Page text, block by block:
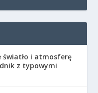
światło i atmosferę
z typowymi